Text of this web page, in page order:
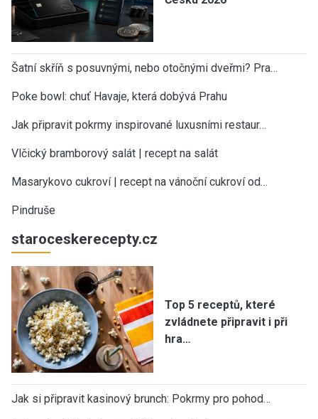
Šatní skříň s posuvnými, nebo otočnými dveřmi? Pra…
Poke bowl: chuť Havaje, která dobývá Prahu
Jak připravit pokrmy inspirované luxusními restaur…
Vlčický bramborový salát | recept na salát
Masarykovo cukroví | recept na vánoční cukroví od…
Pindruše
staroceskerecepty.cz
Top 5 receptů, které
zvládnete připravit i při
hra…
Jak si připravit kasinový brunch: Pokrmy pro pohod…